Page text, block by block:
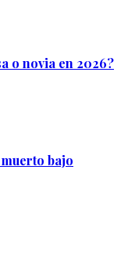
o novia en 2026?
bajo